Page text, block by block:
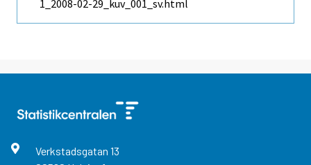
1_2008-02-29_kuv_001_sv.html
Verkstadsgatan 13